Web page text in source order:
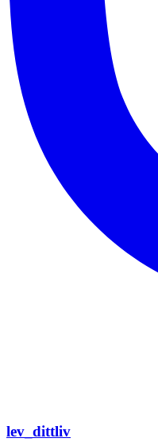
lev_dittliv